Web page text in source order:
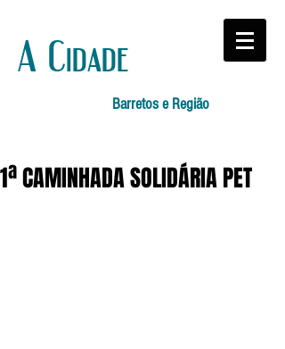
A Cidade
Barretos e Região
1ª CAMINHADA SOLIDÁRIA PET